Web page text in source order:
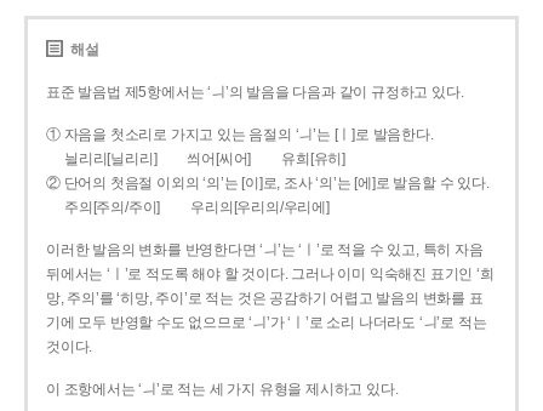
해설
표준 발음법 제5항에서는 ‘ㅢ’의 발음을 다음과 같이 규정하고 있다.
① 자음을 첫소리로 가지고 있는 음절의 ‘ㅢ’는 [ㅣ]로 발음한다.
늴리리[닐리리]
씌어[씨어]
유희[유히]
② 단어의 첫음절 이외의 ‘의’는 [이]로, 조사 ‘의’는 [에]로 발음할 수 있다.
주의[주의/주이]
우리의[우리의/우리에]
이러한 발음의 변화를 반영한다면 ‘ㅢ’는 ‘ㅣ’로 적을 수 있고, 특히 자음
뒤에서는 ‘ㅣ’로 적도록 해야 할 것이다. 그러나 이미 익숙해진 표기인 ‘희
망, 주의’를 ‘히망, 주이’로 적는 것은 공감하기 어렵고 발음의 변화를 표
기에 모두 반영할 수도 없으므로 ‘ㅢ’가 ‘ㅣ’로 소리 나더라도 ‘ㅢ’로 적는
것이다.
이 조항에서는 ‘ㅢ’로 적는 세 가지 유형을 제시하고 있다.